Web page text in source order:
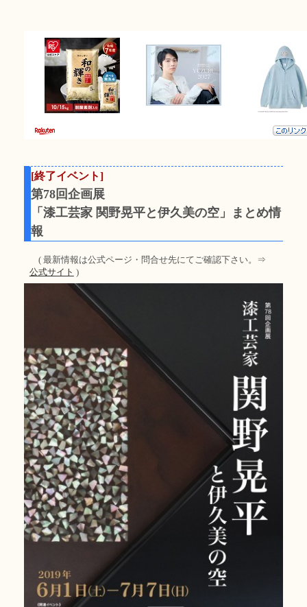
[終了イベント]
第78回企画展
「漆工芸家 関野晃平と伊久美の空」まとめ情
報
( 最新情報は公式ページ・問合せ先にてご確認下さい。⇒
公式サイト )